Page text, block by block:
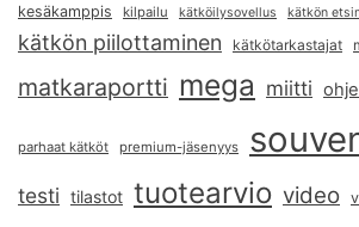
kesäkamppis kilpailu kätköilysovellus kätkön
kätkön piilottaminen kätkötarkastajat
matkaraportti mega miitti
parhaat kätköt premium-jäsenyys
testi tilastot tuotearvio video